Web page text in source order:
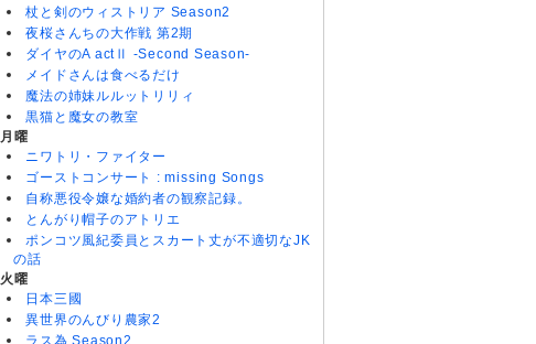
杖と剣のウィストリア Season2
夜桜さんちの大作戦 第2期
ダイヤのA actⅡ -Second Season-
メイドさんは食べるだけ
魔法の姉妹ルルットリリィ
黒猫と魔女の教室
月曜
ニワトリ・ファイター
ゴーストコンサート : missing Songs
自称悪役令嬢な婚約者の観察記録。
とんがり帽子のアトリエ
ポンコツ風紀委員とスカート丈が不適切なJK
の話
火曜
日本三國
異世界のんびり農家2
ラス為 Season2